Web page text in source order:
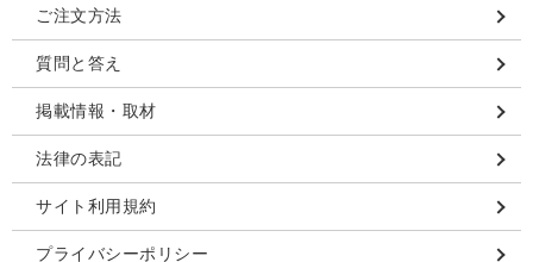
ご注文方法
質問と答え
掲載情報・取材
法律の表記
サイト利用規約
プライバシーポリシー